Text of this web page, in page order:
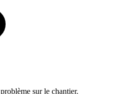
sur le chantier.